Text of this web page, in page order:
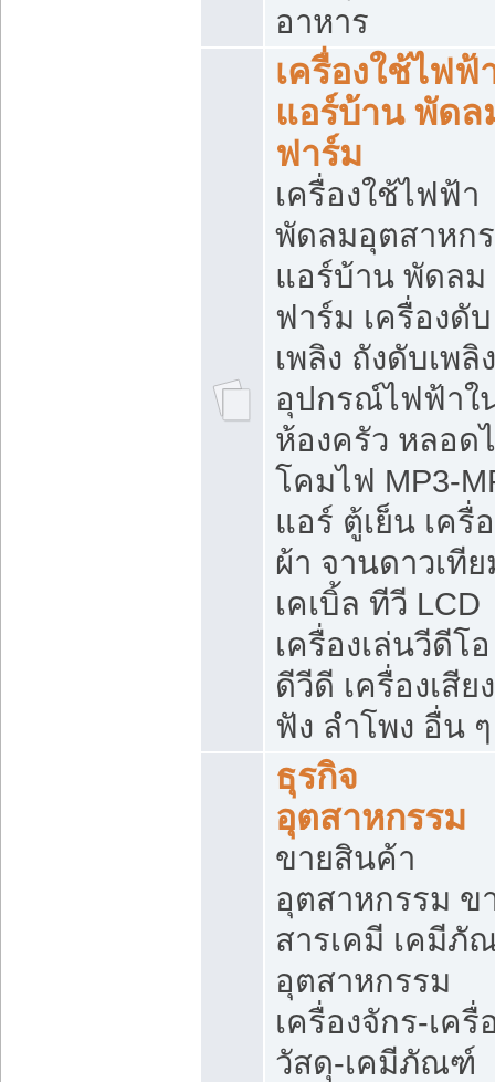
อาหาร
เครื่องใช้ไฟฟ้
แอร์บ้าน พัดล
ฟาร์ม
เครื่องใช้ไฟฟ้า
พัดลมอุตสาหก
แอร์บ้าน พัดลม
ฟาร์ม เครื่องดับ
เพลิง ถังดับเพลิง
อุปกรณ์ไฟฟ้าใ
ห้องครัว หลอด
โคมไฟ MP3-
แอร์ ตู้เย็น เครื่
ผ้า จานดาวเทีย
เคเบิ้ล ทีวี LCD
เครื่องเล่นวีดีโอ
ดีวีดี เครื่องเสีย
ฟัง ลำโพง อื่น ๆ
ธุรกิจ
อุตสาหกรรม
ขายสินค้า
อุตสาหกรรม ข
สารเคมี เคมีภั
อุตสาหกรรม
เครื่องจักร-เครื่
วัสดุ-เคมีภัณฑ์